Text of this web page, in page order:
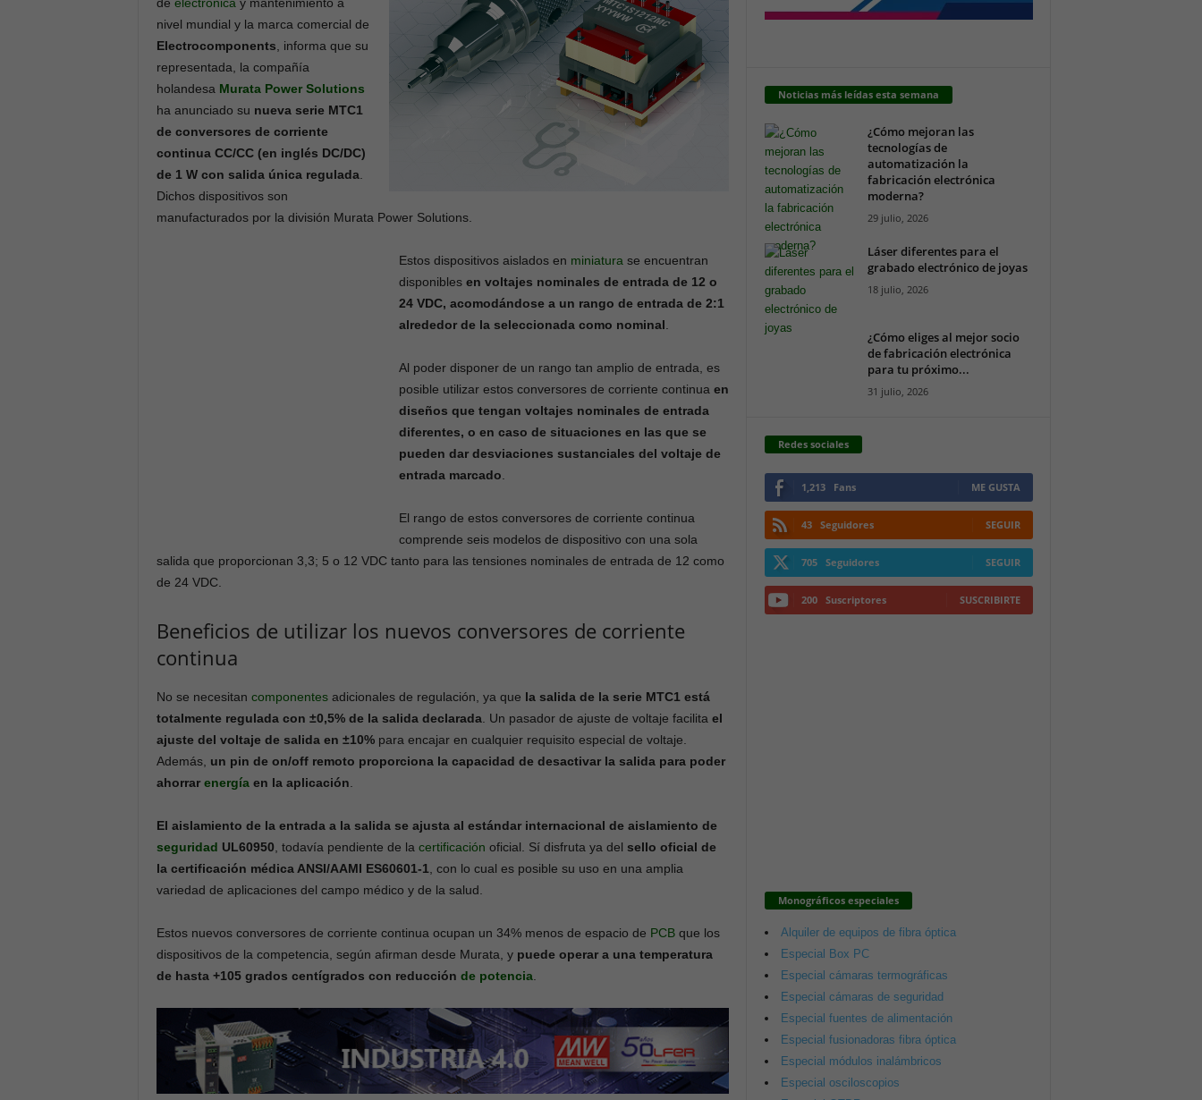
nivel mundial y la marca comercial de
Electrocomponents , informa que su
representada, la compañía
holandesa Murata Power Solutions
ha anunciado su nueva serie MTC1
de conversores de corriente
continua CC/CC (en inglés DC/DC)
de 1 W con salida única regulada
Dichos dispositivos son
manufacturados por la división Murata Power Solutions.
Estos dispositivos aislados en miniatura se encuentran
disponibles en voltajes nominales de entrada de 12 o
24 VDC, acomodándose a un rango de entrada de 2:1
alrededor de la seleccionada como nominal
Al poder disponer de un rango tan amplio de entrada, es
posible utilizar estos conversores de corriente continua en
diseños que tengan voltajes nominales de entrada
diferentes, o en caso de situaciones en las que se
pueden dar desviaciones sustanciales del voltaje de
entrada marcado
El rango de estos conversores de corriente continua
comprende seis modelos de dispositivo con una sola
salida que proporcionan 3,3; 5 o 12 VDC tanto para las tensiones nominales de entrada de 12 como
de 24 VDC.
Beneficios de utilizar los nuevos conversores de corriente
continua
No se necesitan componentes adicionales de regulación, ya que la salida de la serie MTC1 está
totalmente regulada con ±0,5% de la salida declarada . Un pasador de ajuste de voltaje facilita el
ajuste del voltaje de salida en ±10% para encajar en cualquier requisito especial de voltaje.
Además, un pin de on/off remoto proporciona la capacidad de desactivar la salida para poder
ahorrar energía en la aplicación
El aislamiento de la entrada a la salida se ajusta al estándar internacional de aislamiento de
seguridad UL60950 , todavía pendiente de la certificación oficial. Sí disfruta ya del sello oficial de
la certificación médica ANSI/AAMI ES60601-1 , con lo cual es posible su uso en una amplia
variedad de aplicaciones del campo médico y de la salud.
Estos nuevos conversores de corriente continua ocupan un 34% menos de espacio de PCB que los
dispositivos de la competencia, según afirman desde Murata, y puede operar a una temperatura
de hasta +105 grados centígrados con reducción de potencia
Noticias más leídas esta semana
¿Cómo mejoran las
tecnologías de
automatización la
fabricación electrónica
moderna?
29 julio, 2026
Láser diferentes para el
grabado electrónico de joyas
18 julio, 2026
¿Cómo eliges al mejor socio
de fabricación electrónica
para tu próximo...
31 julio, 2026
Redes sociales
1,213 Fans ME GUSTA
43 Seguidores SEGUIR
705 Seguidores SEGUIR
200 Suscriptores SUSCRIBIRTE
Monográficos especiales
Alquiler de equipos de fibra óptica
Especial Box PC
Especial cámaras termográficas
Especial cámaras de seguridad
Especial fuentes de alimentación
Especial fusionadoras fibra óptica
Especial módulos inalámbricos
Especial osciloscopios